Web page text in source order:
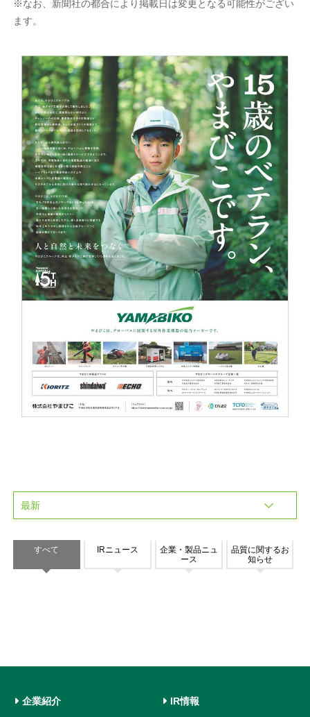
※なお、新聞社の都合により掲載日は変更となる可能性がござい
ます。
すべて IRニュース
企業・製品ニュ
ース
品質に関するお
知らせ
企業紹介 IR情報